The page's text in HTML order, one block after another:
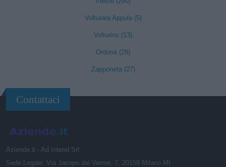
Volturara Appula (5)
Volturino (13)
Ordona (28)
Zapponeta (27)
Contattaci
Aziende.it - Ad Intend Srl
Sede Legale: Via Jacopo dal Verme, 7, 20159 Milano MI